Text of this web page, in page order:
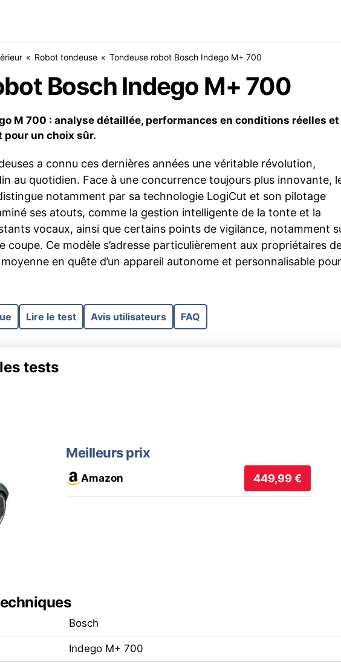
Robot tondeuse Tondeuse robot Bosch Indego M+ 700
Bosch Indego M+ 700
M 700 : analyse détaillée, performances en conditions réelles et
un choix sûr.
a connu ces dernières années une véritable révolution,
au quotidien. Face à une concurrence toujours plus innovante,
notamment par sa technologie LogiCut et son pilotage
ses atouts, comme la gestion intelligente de la tonte et la
vocaux, ainsi que certains points de vigilance, notamment
coupe. Ce modèle s’adresse particulièrement aux propriétaires
en quête d’un appareil autonome et personnalisable pour
Lire le test Avis utilisateurs FAQ
tests
Meilleurs prix
Amazon 449,99 €
Bosch
Indego M+ 700